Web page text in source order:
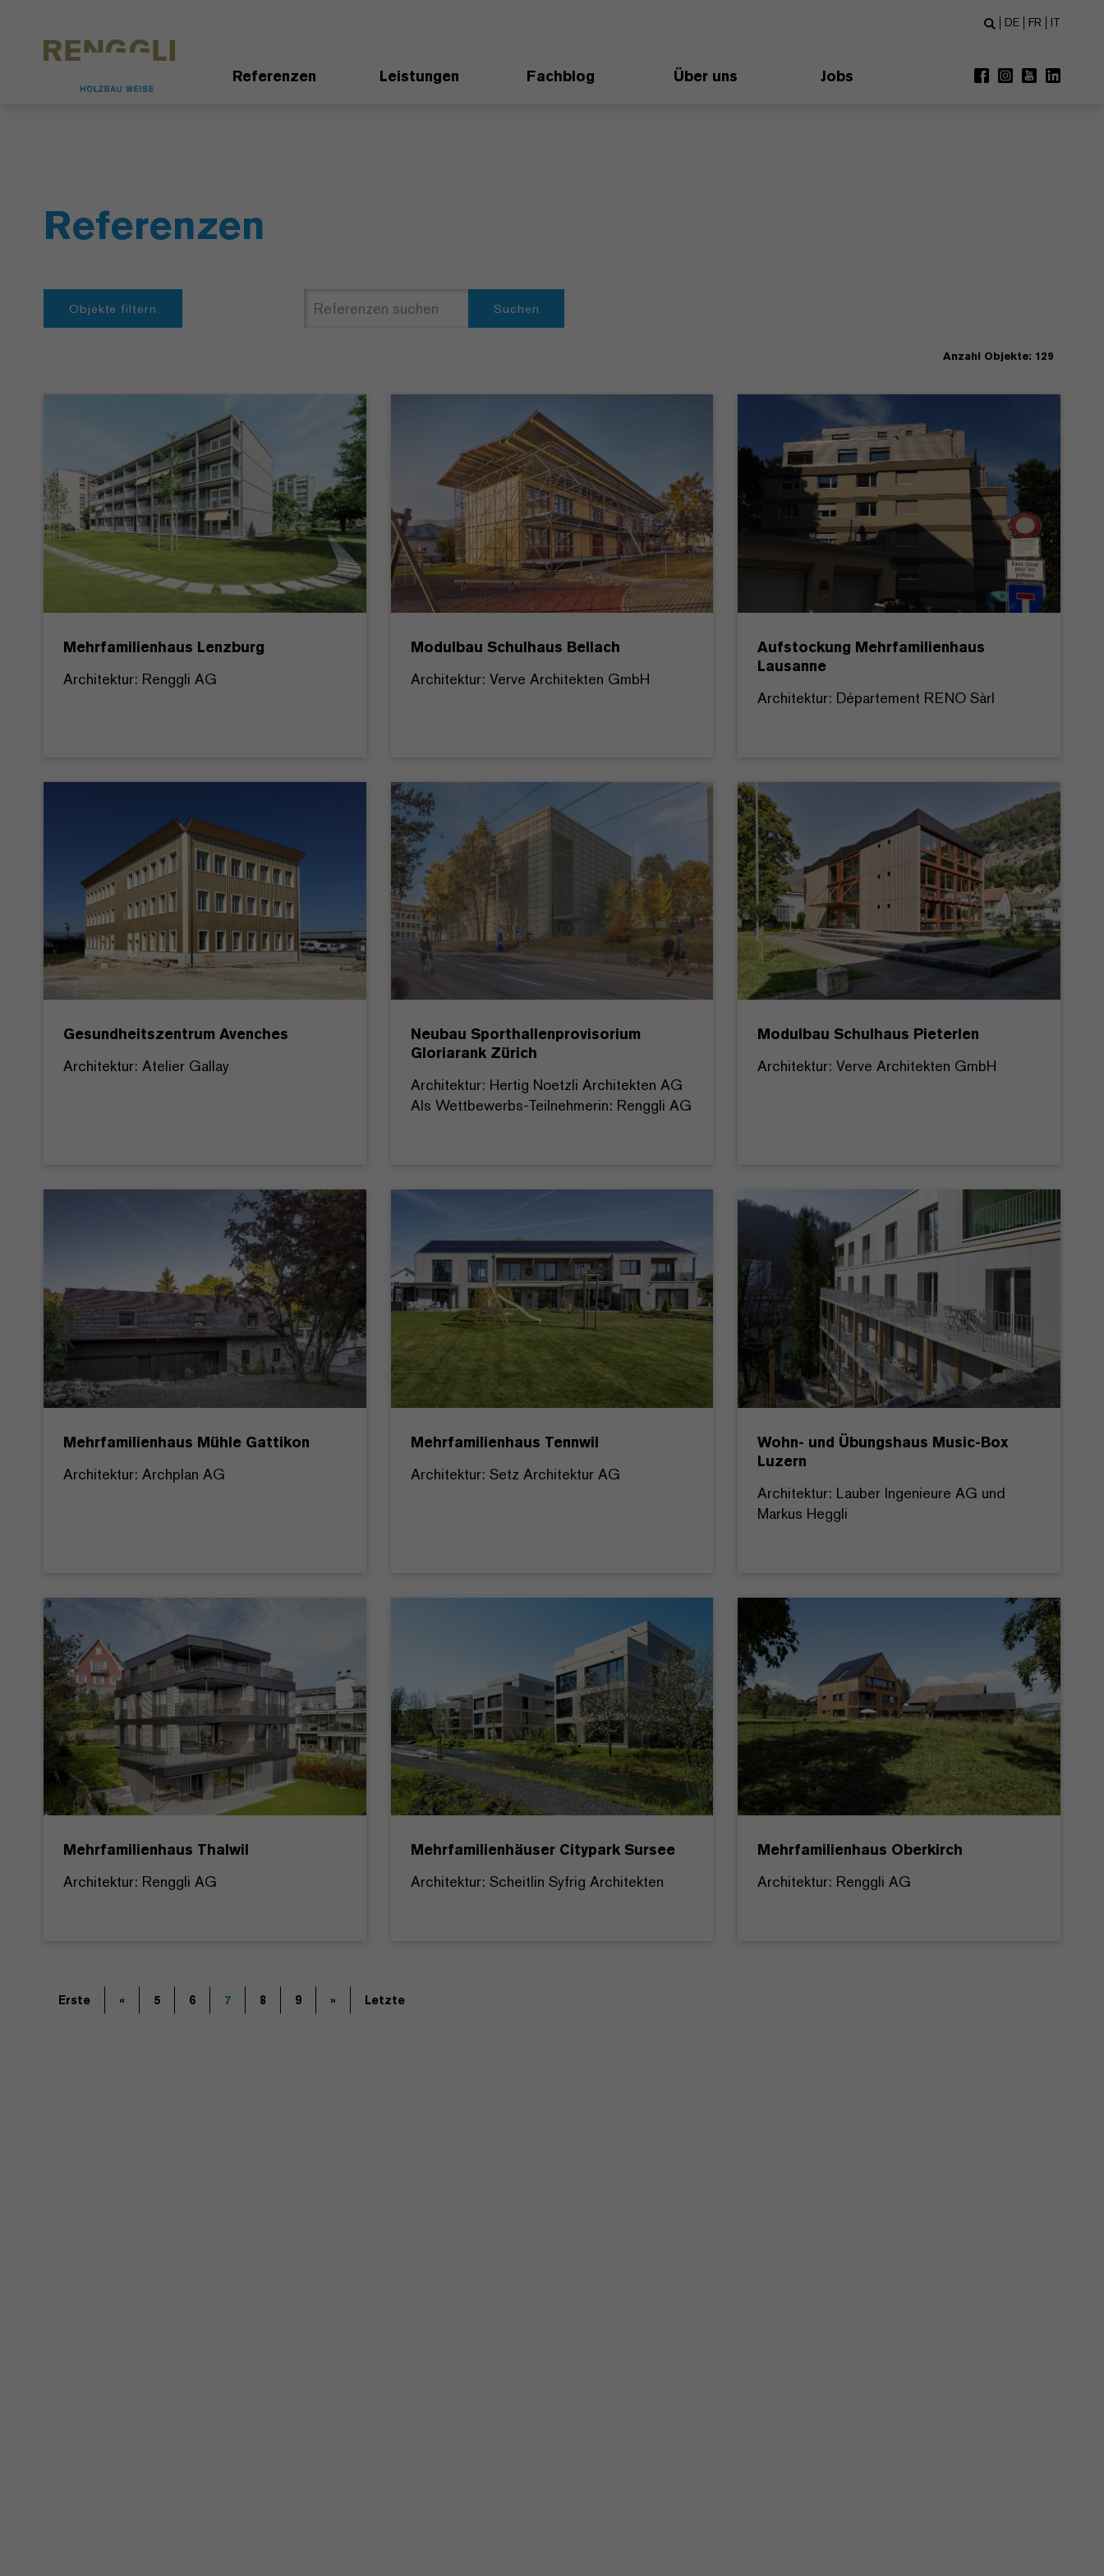
Referenzen Leistungen Fachblog Über uns Jobs
DE FR IT
Referenzen
Objekte filtern Suchen
Anzahl Objekte: 129
Mehrfamilienhaus Lenzburg
Architektur: Renggli AG
Modulbau Schulhaus Bellach
Architektur: Verve Architekten GmbH
Aufstockung Mehrfamilienhaus
Lausanne
Architektur: Département RENO Sàrl
Gesundheitszentrum Avenches
Architektur: Atelier Gallay
Neubau Sporthallenprovisorium
Gloriarank Zürich
Architektur: Hertig Noetzli Architekten AG
Als Wettbewerbs-Teilnehmerin: Renggli AG
Modulbau Schulhaus Pieterlen
Architektur: Verve Architekten GmbH
Mehrfamilienhaus Mühle Gattikon
Architektur: Archplan AG
Mehrfamilienhaus Tennwil
Architektur: Setz Architektur AG
Wohn- und Übungshaus Music-Box
Luzern
Architektur: Lauber Ingenieure AG und
Markus Heggli
Mehrfamilienhaus Thalwil
Architektur: Renggli AG
Mehrfamilienhäuser Citypark Sursee
Architektur: Scheitlin Syfrig Architekten
Mehrfamilienhaus Oberkirch
Architektur: Renggli AG
Erste « 5 6 7 8 9 » Letzte